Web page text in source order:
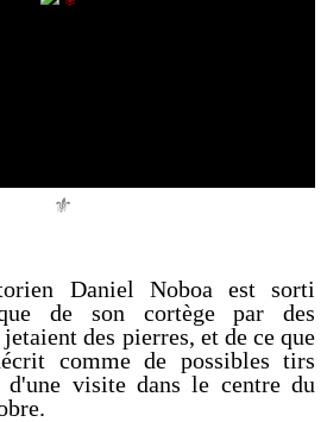
⚜️
Daniel Noboa est sorti
de son cortège par des
des pierres, et de ce que
comme de possibles tirs
visite dans le centre du